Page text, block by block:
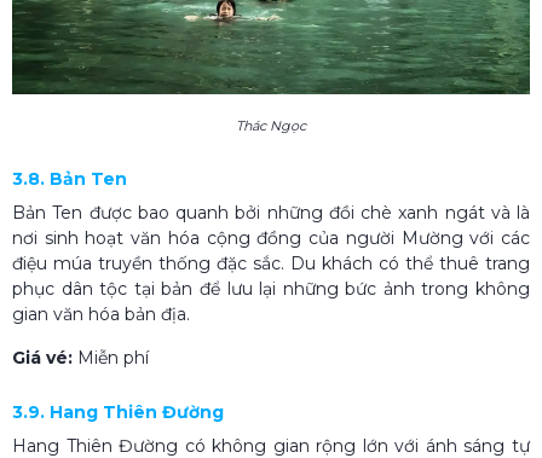
Thác Ngọc
3.8. Bản Ten
Bản Ten được bao quanh bởi những đồi chè xanh ngát và là
nơi sinh hoạt văn hóa cộng đồng của người Mường với các
điệu múa truyền thống đặc sắc. Du khách có thể thuê trang
phục dân tộc tại bản để lưu lại những bức ảnh trong không
gian văn hóa bản địa.
Giá vé: Miễn phí
3.9. Hang Thiên Đường
Hang Thiên Đường có không gian rộng lớn với ánh sáng tự